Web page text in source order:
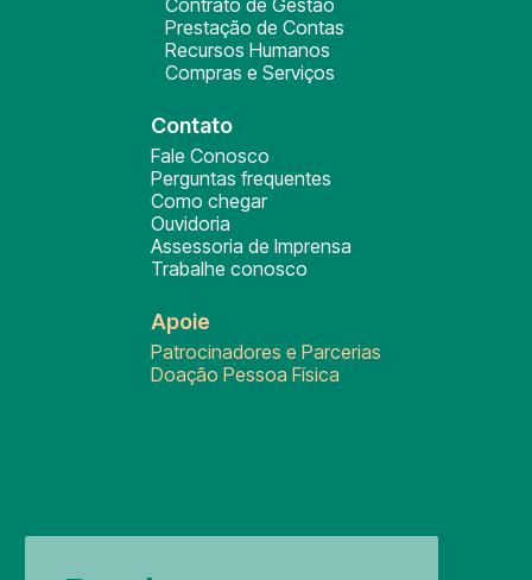
Contrato de Gestão
Prestação de Contas
Recursos Humanos
Compras e Serviços
Contato
Fale Conosco
Perguntas frequentes
Como chegar
Ouvidoria
Assessoria de Imprensa
Trabalhe conosco
Apoie
Patrocinadores e Parcerias
Doação Pessoa Física